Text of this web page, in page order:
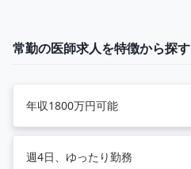
常勤の医師求人を特徴から探す
年収1800万円可能
週4日、ゆったり勤務